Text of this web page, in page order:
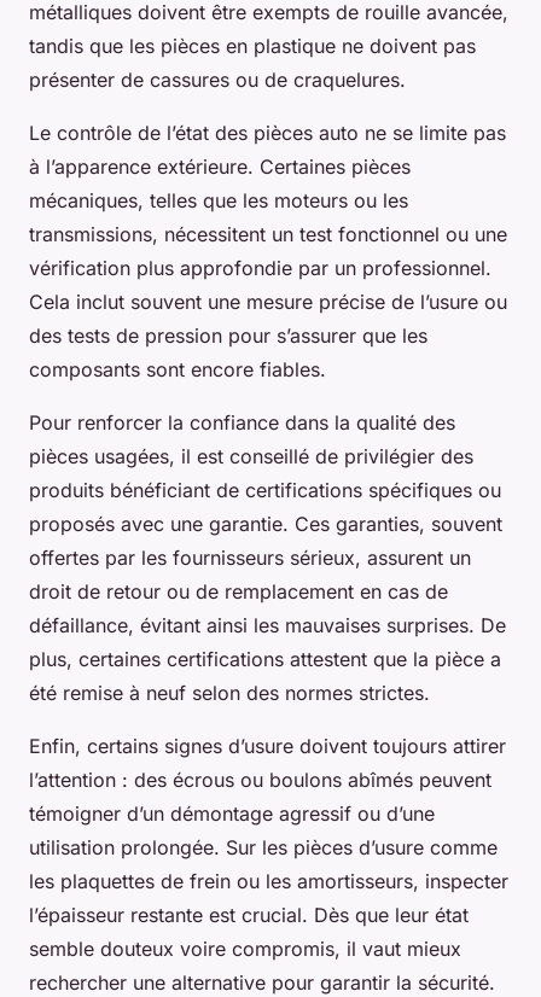
métalliques doivent être exempts de rouille avancée,
tandis que les pièces en plastique ne doivent pas
présenter de cassures ou de craquelures.
Le contrôle de l’état des pièces auto ne se limite pas
à l’apparence extérieure. Certaines pièces
mécaniques, telles que les moteurs ou les
transmissions, nécessitent un test fonctionnel ou une
vérification plus approfondie par un professionnel.
Cela inclut souvent une mesure précise de l’usure ou
des tests de pression pour s’assurer que les
composants sont encore fiables.
Pour renforcer la confiance dans la qualité des
pièces usagées, il est conseillé de privilégier des
produits bénéficiant de certifications spécifiques ou
proposés avec une garantie. Ces garanties, souvent
offertes par les fournisseurs sérieux, assurent un
droit de retour ou de remplacement en cas de
défaillance, évitant ainsi les mauvaises surprises. De
plus, certaines certifications attestent que la pièce a
été remise à neuf selon des normes strictes.
Enfin, certains signes d’usure doivent toujours attirer
l’attention : des écrous ou boulons abîmés peuvent
témoigner d’un démontage agressif ou d’une
utilisation prolongée. Sur les pièces d’usure comme
les plaquettes de frein ou les amortisseurs, inspecter
l’épaisseur restante est crucial. Dès que leur état
semble douteux voire compromis, il vaut mieux
rechercher une alternative pour garantir la sécurité.